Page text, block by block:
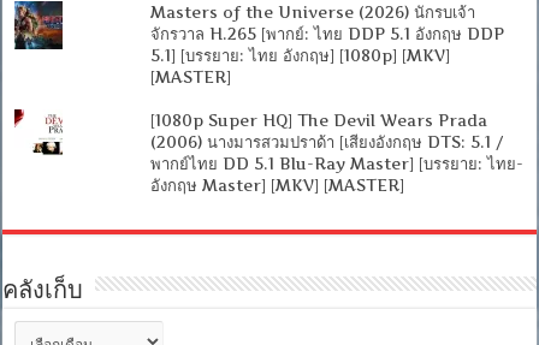
Masters of the Universe (2026) นักรบเจ้า
จักรวาล H.265 [พากย์: ไทย DDP 5.1 อังกฤษ DDP
5.1] [บรรยาย: ไทย อังกฤษ] [1080p] [MKV]
[MASTER]
[1080p Super HQ] The Devil Wears Prada
(2006) นางมารสวมปราด้า [เสียงอังกฤษ DTS: 5.1 /
พากย์ไทย DD 5.1 Blu-Ray Master] [บรรยาย: ไทย-
อังกฤษ Master] [MKV] [MASTER]
คลังเก็บ